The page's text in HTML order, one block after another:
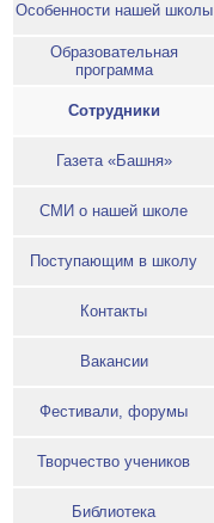
Особенности нашей школы
Образовательная
программа
Сотрудники
Газета «Башня»
СМИ о нашей школе
Поступающим в школу
Контакты
Вакансии
Фестивали, форумы
Творчество учеников
Библиотека